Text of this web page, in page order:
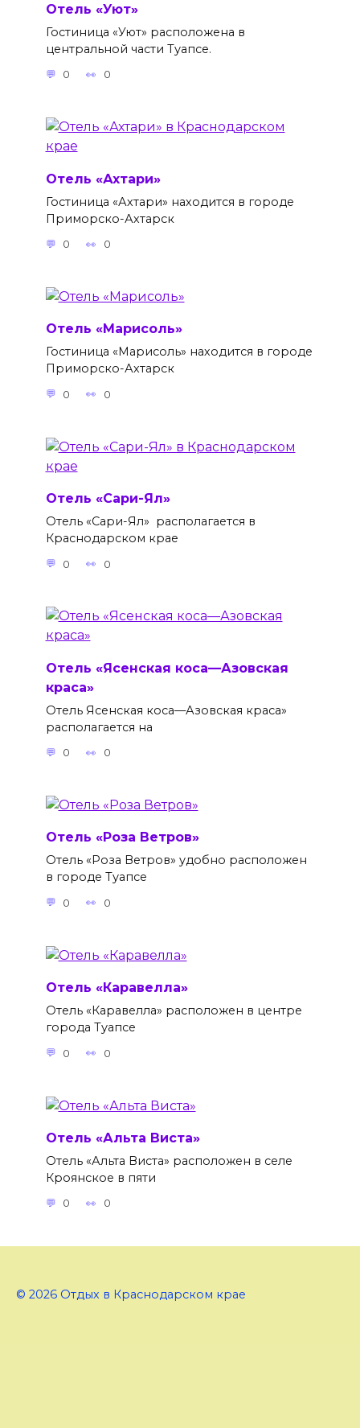
Отель «Уют»
Гостиница «Уют» расположена в
центральной части Туапсе.
0 0
Отель «Ахтари»
Гостиница «Ахтари» находится в городе
Приморско-Ахтарск
0 0
Отель «Марисоль»
Гостиница «Марисоль» находится в городе
Приморско-Ахтарск
0 0
Отель «Сари-Ял»
Отель «Сари-Ял» располагается в
Краснодарском крае
0 0
Отель «Ясенская коса—Азовская
краса»
Отель Ясенская коса—Азовская краса»
располагается на
0 0
Отель «Роза Ветров»
Отель «Роза Ветров» удобно расположен
в городе Туапсе
0 0
Отель «Каравелла»
Отель «Каравелла» расположен в центре
города Туапсе
0 0
Отель «Альта Виста»
Отель «Альта Виста» расположен в селе
Кроянское в пяти
0 0
© 2026 Отдых в Краснодарском крае